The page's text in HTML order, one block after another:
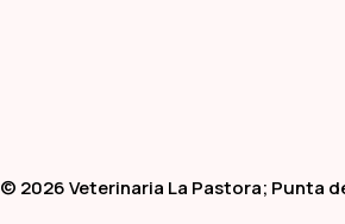
© 2026 Veterinaria La Pastora; Punta